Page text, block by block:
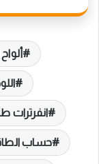
ألواح
حساب